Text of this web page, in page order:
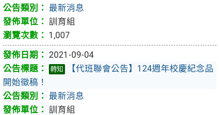
最新消息
訓育組
1,007
2021-09-04
轉知
【代班聯會公告】124週年校慶紀念品
開始徵稿！
最新消息
訓育組